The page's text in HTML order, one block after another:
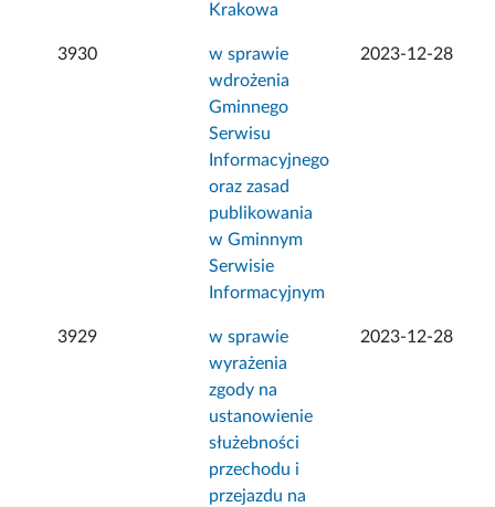
Krakowa
3930
w sprawie
wdrożenia
Gminnego
Serwisu
Informacyjnego
oraz zasad
publikowania
w Gminnym
Serwisie
Informacyjnym
2023-12-28
3929
w sprawie
wyrażenia
zgody na
ustanowienie
służebności
przechodu i
przejazdu na
2023-12-28